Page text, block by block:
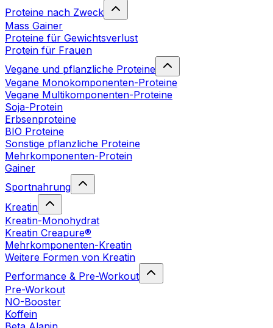
Proteine nach Zweck
Mass Gainer
Proteine für Gewichtsverlust
Protein für Frauen
Vegane und pflanzliche Proteine
Vegane Monokomponenten-Proteine
Vegane Multikomponenten-Proteine
Soja-Protein
Erbsenproteine
BIO Proteine
Sonstige pflanzliche Proteine
Mehrkomponenten-Protein
Gainer
Sportnahrung
Kreatin
Kreatin-Monohydrat
Kreatin Creapure®
Mehrkomponenten-Kreatin
Weitere Formen von Kreatin
Performance & Pre-Workout
Pre-Workout
NO-Booster
Koffein